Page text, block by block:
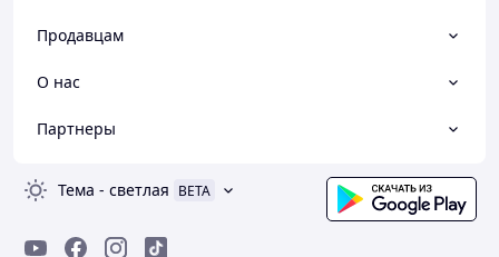
Продавцам
О нас
Партнеры
Тема - светлая BETA